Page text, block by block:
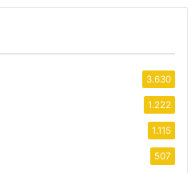
3.630
1.222
1.115
507